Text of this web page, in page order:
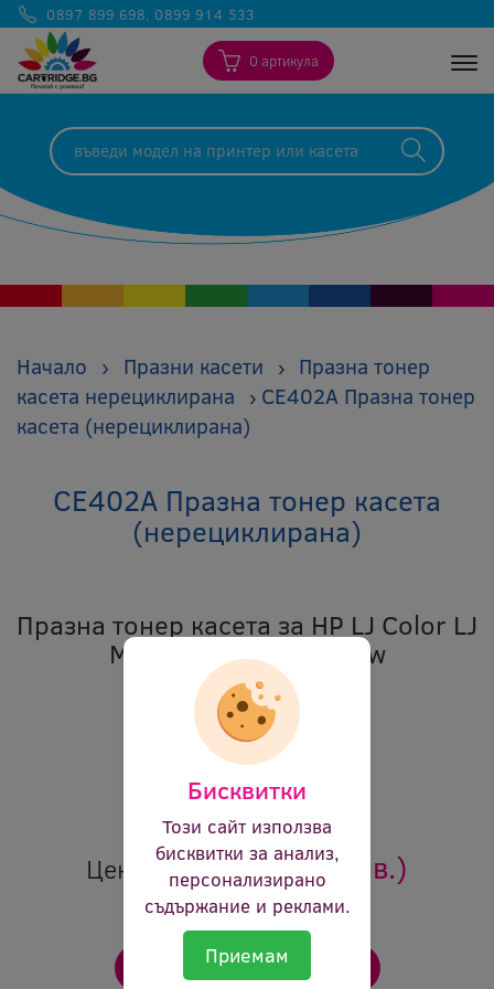
0897 899 698, 0899 914 533
0 артикула
Начало › Празни касети › Празна тонер
касета нерециклирана
› CE402A Празна тонер
касета (нерециклирана)
CE402A Празна тонер касета
(нерециклирана)
Празна тонер касета за HP LJ Color LJ
M551/570/575-yellow
etc ce402a 8792
В наличност:
Цвят: жълт
Цена: 6.00 €(11.73 лв.)
Бисквитки
Този сайт използва
бисквитки за анализ,
персонализирано
съдържание и реклами.
Приемам